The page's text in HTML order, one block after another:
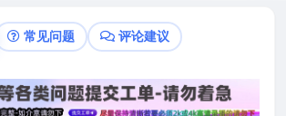
常见问题 评论建议